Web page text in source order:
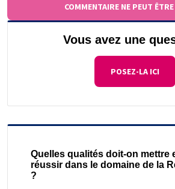
COMMENTAIRE NE PEUT
Vous avez une
POSEZ-LA ICI
Quelles qualités doit-on mettre
réussir dans le domaine de la
?